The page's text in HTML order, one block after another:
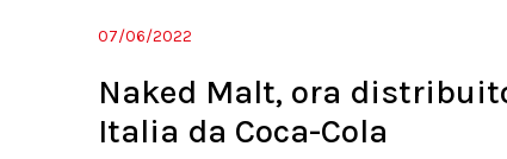
07/06/2022
Naked Malt, ora
Italia da Coca-Cola